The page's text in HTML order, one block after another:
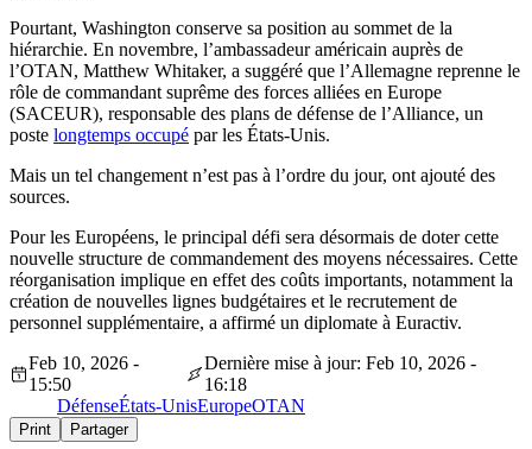
Pourtant, Washington conserve sa position au sommet de la
hiérarchie. En novembre, l’ambassadeur américain auprès de
l’OTAN, Matthew Whitaker, a suggéré que l’Allemagne reprenne le
rôle de commandant suprême des forces alliées en Europe
(SACEUR), responsable des plans de défense de l’Alliance, un
poste longtemps occupé par les États-Unis.
Mais un tel changement n’est pas à l’ordre du jour, ont ajouté des
sources.
Pour les Européens, le principal défi sera désormais de doter cette
nouvelle structure de commandement des moyens nécessaires. Cette
réorganisation implique en effet des coûts importants, notamment la
création de nouvelles lignes budgétaires et le recrutement de
personnel supplémentaire, a affirmé un diplomate à Euractiv.
Feb 10, 2026 -
15:50
Dernière mise à jour: Feb 10, 2026 -
16:18
DéfenseÉtats-UnisEuropeOTAN
Print Partager